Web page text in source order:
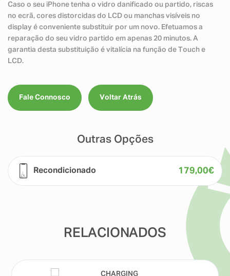
Caso o seu iPhone tenha o vidro danificado ou partido, riscas
no ecrã, cores distorcidas do LCD ou manchas visíveis no
display é conveniente substituir por um novo. Efetuamos a
reparação do seu vidro partido em apenas 20 minutos. A
garantia desta substituição é vitalícia na função de Touch e
LCD.
Fale Connosco Voltar Atrás
Outras Opções
Recondicionado 179,00€
RELACIONADOS